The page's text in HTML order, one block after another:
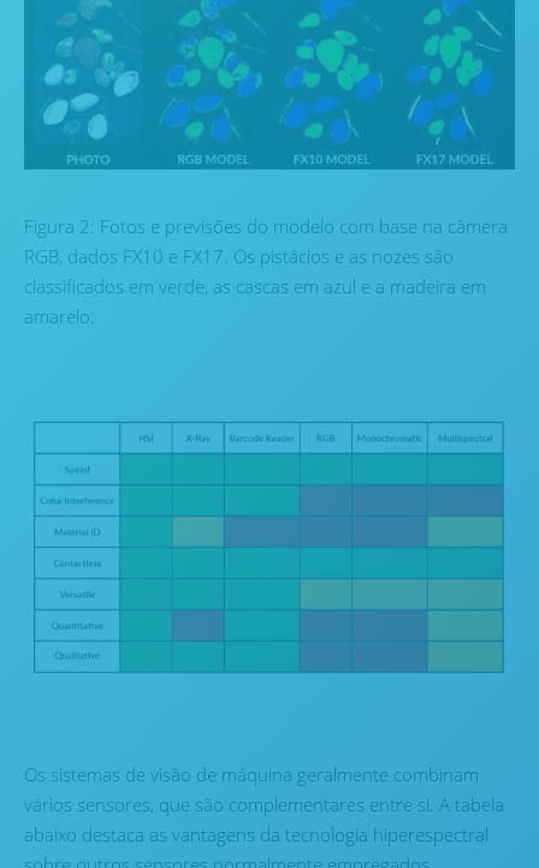
Figura 2: Fotos e previsões do modelo com base na câmera
RGB, dados FX10 e FX17. Os pistácios e as nozes são
classificados em verde, as cascas em azul e a madeira em
amarelo.
Os sistemas de visão de máquina geralmente combinam
vários sensores, que são complementares entre si. A tabela
abaixo destaca as vantagens da tecnologia hiperespectral